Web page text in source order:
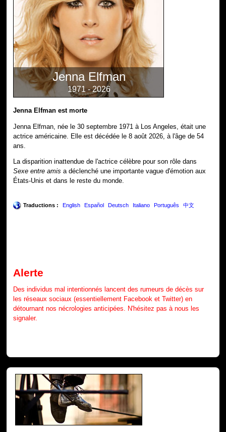
Jenna Elfman
1971 - 2026
Jenna Elfman est morte
Jenna Elfman, née le 30 septembre 1971 à Los Angeles, était une
actrice américaine. Elle est décédée le 8 août 2026, à l'âge de 54
ans.
La disparition inattendue de l'actrice célèbre pour son rôle dans
Sexe entre amis a déclenché une importante vague d'émotion aux
États-Unis et dans le reste du monde.
Traductions : English Español Deutsch Italiano Português 中文
Alerte
Des individus mal intentionnés lancent des rumeurs de décès sur
les réseaux sociaux (essentiellement Facebook et Twitter) en
détournant nos nécrologies anticipées. N'hésitez pas à nous les
signaler.